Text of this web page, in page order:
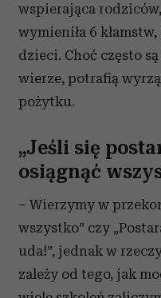
wspierająca
wymieniła 6
dzieci. Choć często
wierze, potrafią
pożytku.
„Jeśli się
osiągnąć
– Wierzymy w
wszystko” czy
uda!”, jednak w
zależy od tego, jak